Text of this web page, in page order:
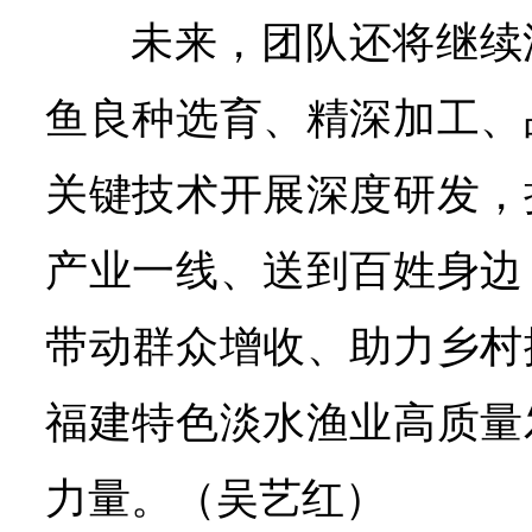
未来，团队还将继
鱼良种选育、精深加工
关键技术开展深度研发
产业一线、送到百姓身
带动群众增收、助力乡
福建特色淡水渔业高质
力量。（吴艺红）